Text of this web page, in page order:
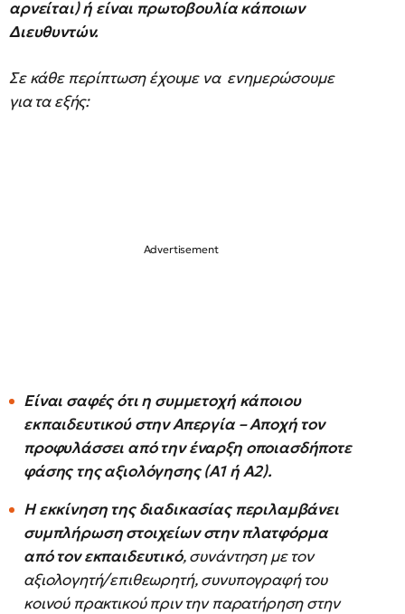
αρνείται) ή είναι πρωτοβουλία κάποιων
Διευθυντών.
Σε κάθε περίπτωση έχουμε να ενημερώσουμε
για τα εξής:
Είναι σαφές ότι η συμμετοχή κάποιου
εκπαιδευτικού στην Απεργία – Αποχή τον
προφυλάσσει από την έναρξη οποιασδήποτε
φάσης της αξιολόγησης (Α1 ή Α2).
Η εκκίνηση της διαδικασίας περιλαμβάνει
συμπλήρωση στοιχείων στην πλατφόρμα
από τον εκπαιδευτικό, συνάντηση με τον
αξιολογητή/επιθεωρητή, συνυπογραφή του
κοινού πρακτικού πριν την παρατήρηση στην